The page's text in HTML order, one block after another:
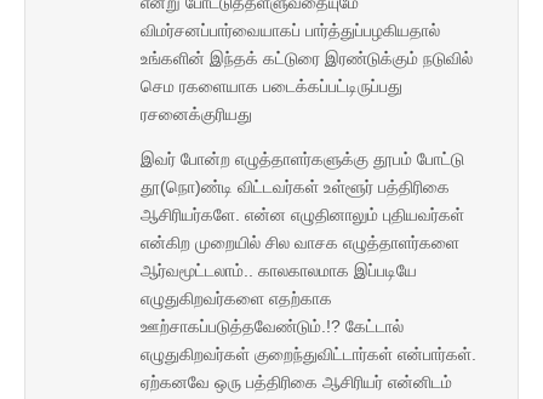
விமர்சனப்பார்வையாகப் பார்த்துப்பழகியதால்
உங்களின் இந்தக் கட்டுரை இரண்டுக்கும் நடுவில்
செம ரகளையாக படைக்கப்பட்டிருப்பது
ரசனைக்குரியது
இவர் போன்ற எழுத்தாளர்களுக்கு தூபம் போட்டு
தூ(நொ)ண்டி விட்டவர்கள் உள்ளூர் பத்திரிகை
ஆசிரியர்களே. என்ன எழுதினாலும் புதியவர்கள்
என்கிற முறையில் சில வாசக எழுத்தாளர்களை
ஆர்வமூட்டலாம்.. காலகாலமாக இப்படியே
எழுதுகிறவர்களை எதற்காக
ஊற்சாகப்படுத்தவேண்டும்.!? கேட்டால்
எழுதுகிறவர்கள் குறைந்துவிட்டார்கள் என்பார்கள்.
ஏற்கனவே ஒரு பத்திரிகை ஆசிரியர் என்னிடம்